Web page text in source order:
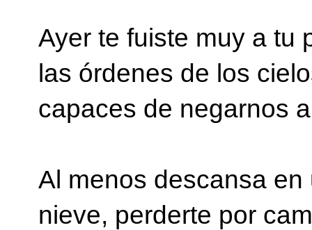
Ayer te fuiste muy a tu
las órdenes de los
capaces de negarnos
Al menos descansa
nieve, perderte por